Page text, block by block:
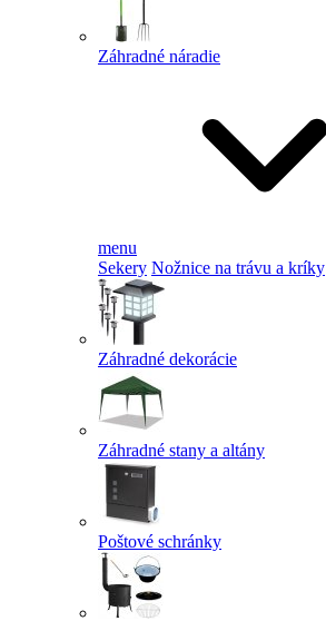
Záhradné náradie
menu
Sekery Nožnice na trávu a kríky
Záhradné dekorácie
Záhradné stany a altány
Poštové schránky